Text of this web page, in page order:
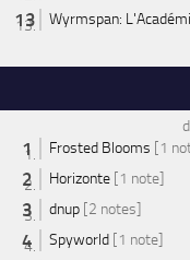
Wyrmspan:
Frosted Blooms [1
Horizonte [1 note]
dnup [2 notes]
Spyworld [1 note]